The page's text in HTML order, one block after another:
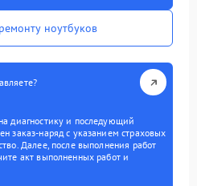
ноутбуков
диагностику и последующий
заказ-наряд с указанием страховых
Далее, после выполнения работ
акт выполненных работ и